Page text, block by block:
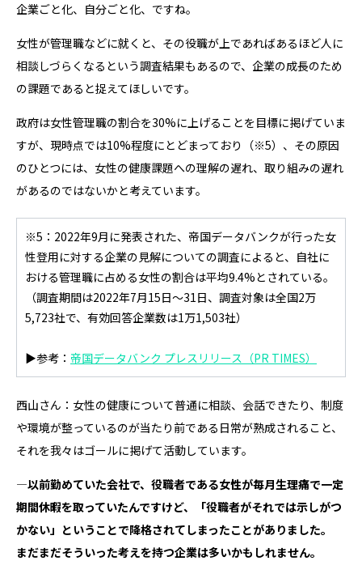
企業ごと化、自分ごと化、ですね。
女性が管理職などに就くと、その役職が上であればあるほど人に
相談しづらくなるという調査結果もあるので、企業の成長のため
の課題であると捉えてほしいです。
政府は女性管理職の割合を30%に上げることを目標に掲げていま
すが、現時点では10%程度にとどまっており
（※5） 、その原因
のひとつには、女性の健康課題への理解の遅れ、取り組みの遅れ
があるのではないかと考えています。
※5：2022年9月に発表された、帝国データバンクが行った女
性登用に対する企業の見解についての調査によると、自社に
おける管理職に占める女性の割合は平均9.4%とされている。
（調査期間は2022年7月15日～31日、調査対象は全国2万
5,723社で、有効回答企業数は1万1,503社）
▶参考： 帝国データバンク プレスリリース（PR TIMES）
西山さん：女性の健康について普通に相談、会話できたり、制度
や環境が整っているのが当たり前である日常が熟成されること、
それを我々はゴールに掲げて活動しています。
―以前勤めていた会社で、役職者である女性が毎月生理痛で一定
期間休暇を取っていたんですけど、「役職者がそれでは示しがつ
かない」ということで降格されてしまったことがありました。
まだまだそういった考えを持つ企業は多いかもしれません。